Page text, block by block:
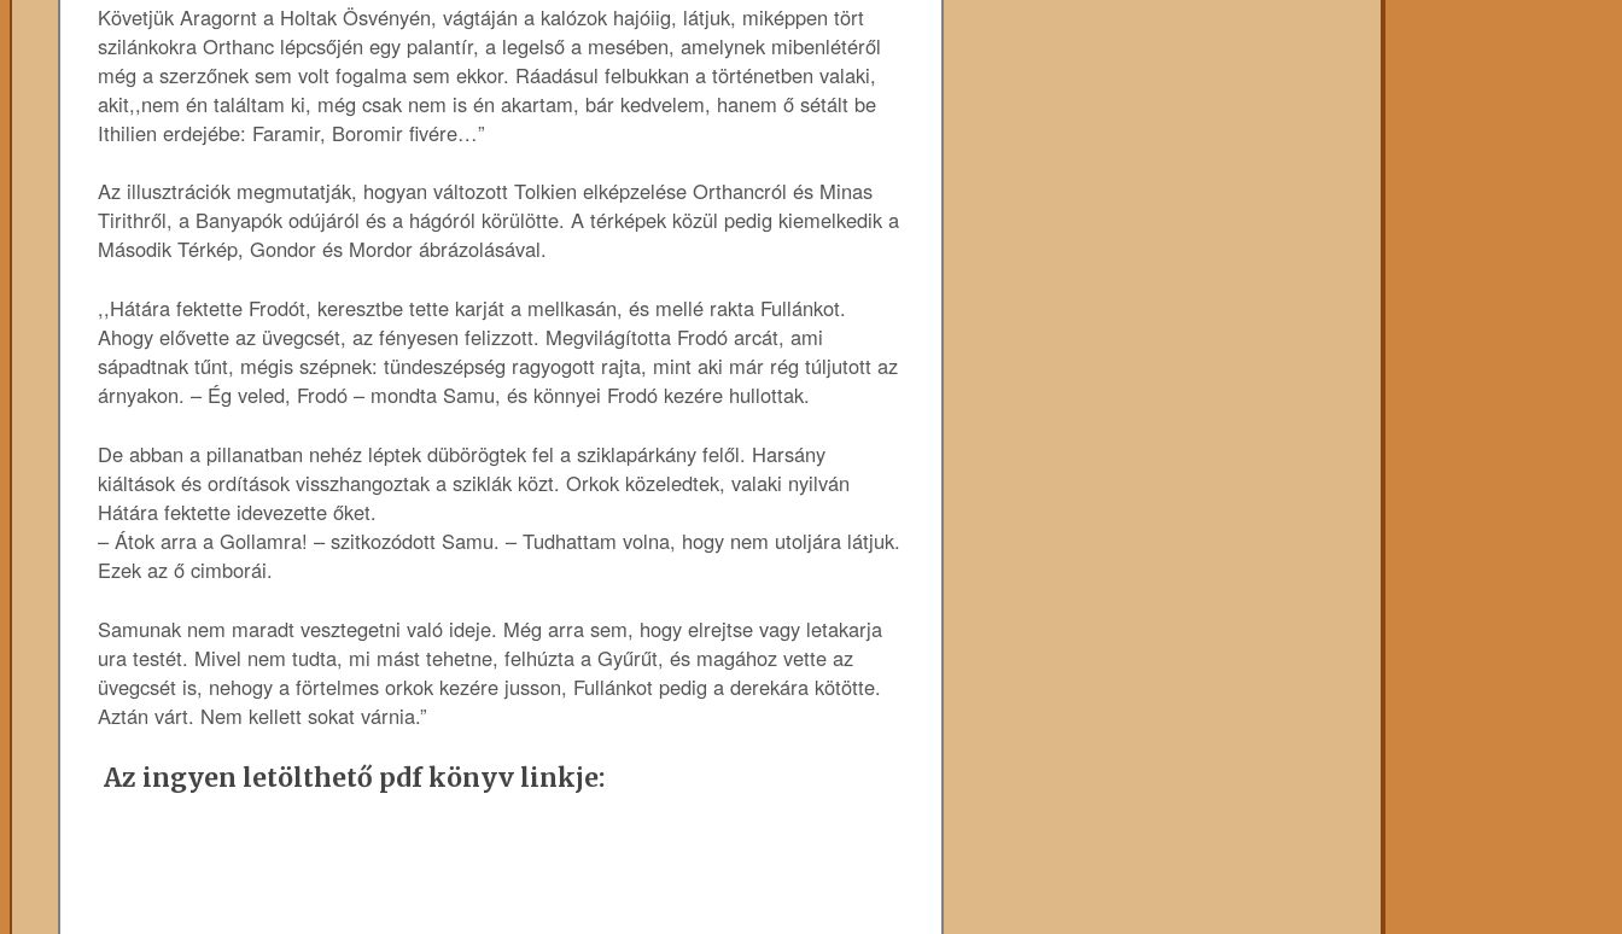
Követjük Aragornt a Holtak Ösvényén, vágtáján a kalózok hajóiig, látjuk, miképpen tört
szilánkokra Orthanc lépcsőjén egy palantír, a legelső a mesében, amelynek mibenlétéről
még a szerzőnek sem volt fogalma sem ekkor. Ráadásul felbukkan a történetben valaki,
akit,,nem én találtam ki, még csak nem is én akartam, bár kedvelem, hanem ő sétált be
Ithilien erdejébe: Faramir, Boromir fivére…”
Az illusztrációk megmutatják, hogyan változott Tolkien elképzelése Orthancról és Minas
Tirithről, a Banyapók odújáról és a hágóról körülötte. A térképek közül pedig kiemelkedik a
Második Térkép, Gondor és Mordor ábrázolásával.
,,Hátára fektette Frodót, keresztbe tette karját a mellkasán, és mellé rakta Fullánkot.
Ahogy elővette az üvegcsét, az fényesen felizzott. Megvilágította Frodó arcát, ami
sápadtnak tűnt, mégis szépnek: tündeszépség ragyogott rajta, mint aki már rég túljutott az
árnyakon. – Ég veled, Frodó – mondta Samu, és könnyei Frodó kezére hullottak.
De abban a pillanatban nehéz léptek dübörögtek fel a sziklapárkány felől. Harsány
kiáltások és ordítások visszhangoztak a sziklák közt. Orkok közeledtek, valaki nyilván
Hátára fektette idevezette őket.
– Átok arra a Gollamra! – szitkozódott Samu. – Tudhattam volna, hogy nem utoljára látjuk.
Ezek az ő cimborái.
Samunak nem maradt vesztegetni való ideje. Még arra sem, hogy elrejtse vagy letakarja
ura testét. Mivel nem tudta, mi mást tehetne, felhúzta a Gyűrűt, és magához vette az
üvegcsét is, nehogy a förtelmes orkok kezére jusson, Fullánkot pedig a derekára kötötte.
Aztán várt. Nem kellett sokat várnia.”
Az ingyen letölthető pdf könyv linkje: